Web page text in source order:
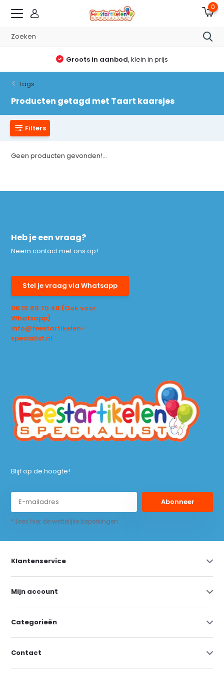
0
Groots in aanbod, klein in prijs
Tags
Producten getagd met Taart kaarsjes
Filters
Geen producten gevonden!...
Heb je een vraag?
Neem contact met ons op!
Stel je vraag via Whatsapp
06 15 68 70 48 (Ook voor
Whatsapp)
info@feestartikelen-
specialist.nl
Blijf op de hoogte!
Abonneer
* Lees hier de wettelijke beperkingen
Klantenservice
Mijn account
Categorieën
Contact